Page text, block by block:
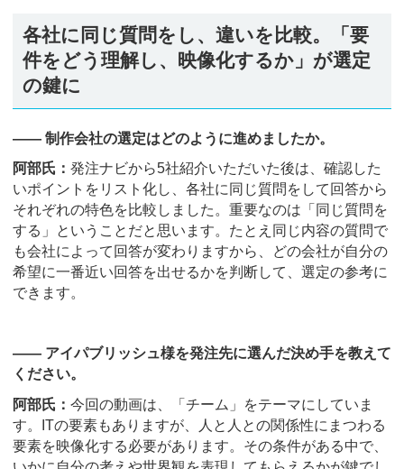
各社に同じ質問をし、違いを比較。「要
件をどう理解し、映像化するか」が選定
の鍵に
―― 制作会社の選定はどのように進めましたか。
阿部氏： 発注ナビから5社紹介いただいた後は、確認した
いポイントをリスト化し、各社に同じ質問をして回答から
それぞれの特色を比較しました。重要なのは「同じ質問を
する」ということだと思います。たとえ同じ内容の質問で
も会社によって回答が変わりますから、どの会社が自分の
希望に一番近い回答を出せるかを判断して、選定の参考に
できます。
―― アイパブリッシュ様を発注先に選んだ決め手を教えて
ください。
阿部氏： 今回の動画は、「チーム」をテーマにしていま
す。ITの要素もありますが、人と人との関係性にまつわる
要素を映像化する必要があります。その条件がある中で、